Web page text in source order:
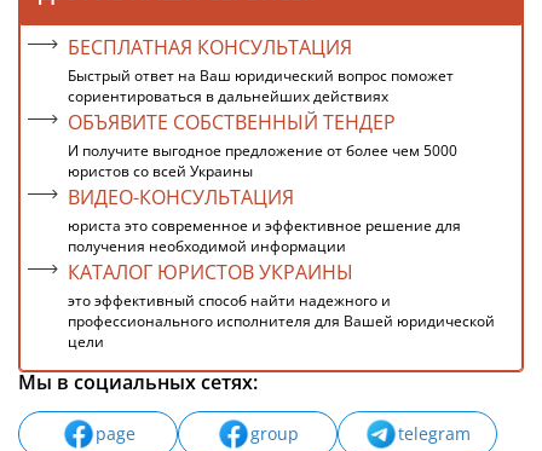
БЕСПЛАТНАЯ КОНСУЛЬТАЦИЯ
Быстрый ответ на Ваш юридический вопрос поможет
сориентироваться в дальнейших действиях
ОБЪЯВИТЕ СОБСТВЕННЫЙ ТЕНДЕР
И получите выгодное предложение от более чем 5000
юристов со всей Украины
ВИДЕО-КОНСУЛЬТАЦИЯ
юриста это современное и эффективное решение для
получения необходимой информации
КАТАЛОГ ЮРИСТОВ УКРАИНЫ
это эффективный способ найти надежного и
профессионального исполнителя для Вашей юридической
цели
Мы в социальных сетях:
page group
telegram